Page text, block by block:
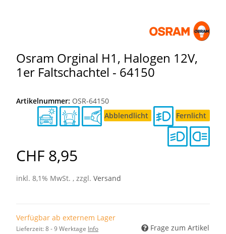
Osram Orginal H1, Halogen 12V,
1er Faltschachtel - 64150
Artikelnummer: OSR-64150
Abblendlicht
Fernlicht
CHF 8,95
inkl. 8,1% MwSt. , zzgl. Versand
Verfügbar ab externem Lager
Lieferzeit:8 - 9 Werktage Info Frage zum Artikel